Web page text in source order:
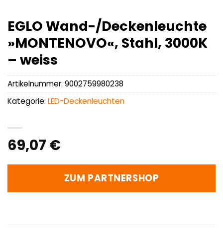
EGLO Wand-/Deckenleuchte
»MONTENOVO«, Stahl, 3000K
– weiss
69,07 €
ZUM PARTNERSHOP
Artikelnummer: 9002759980238
Kategorie: LED-Deckenleuchten